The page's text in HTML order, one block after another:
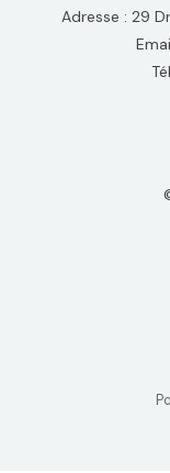
Adresse : 29